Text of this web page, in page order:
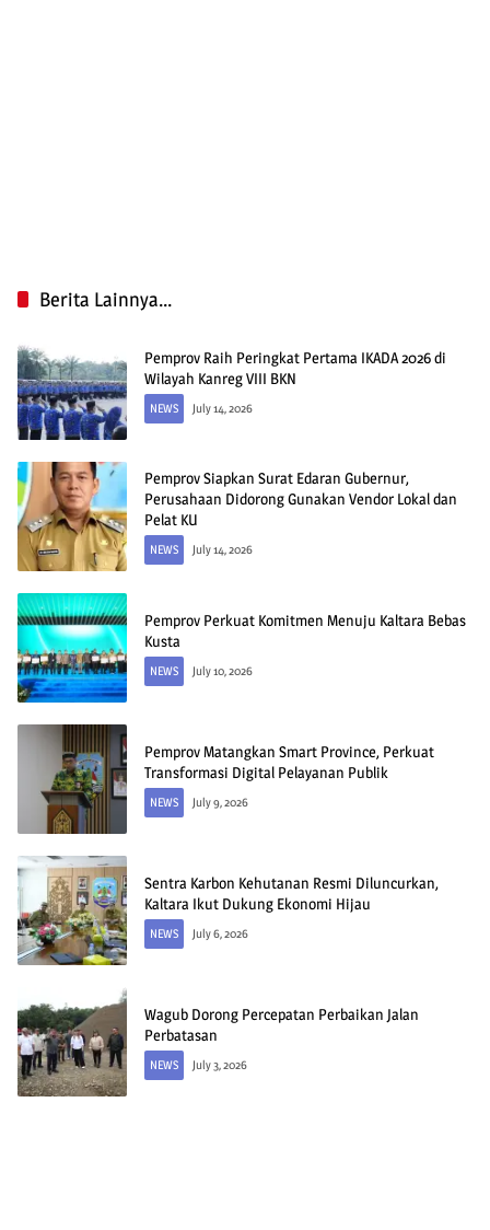
Berita Lainnya...
Pemprov Raih Peringkat Pertama IKADA 2026 di
Wilayah Kanreg VIII BKN
NEWS July 14, 2026
Pemprov Siapkan Surat Edaran Gubernur,
Perusahaan Didorong Gunakan Vendor Lokal dan
Pelat KU
NEWS July 14, 2026
Pemprov Perkuat Komitmen Menuju Kaltara Bebas
Kusta
NEWS July 10, 2026
Pemprov Matangkan Smart Province, Perkuat
Transformasi Digital Pelayanan Publik
NEWS July 9, 2026
Sentra Karbon Kehutanan Resmi Diluncurkan,
Kaltara Ikut Dukung Ekonomi Hijau
NEWS July 6, 2026
Wagub Dorong Percepatan Perbaikan Jalan
Perbatasan
NEWS July 3, 2026